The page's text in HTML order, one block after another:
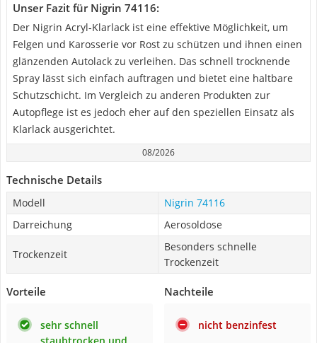
Unser Fazit für Nigrin 74116:
Der Nigrin Acryl-Klarlack ist eine effektive Möglichkeit, um
Felgen und Karosserie vor Rost zu schützen und ihnen einen
glänzenden Autolack zu verleihen. Das schnell trocknende
Spray lässt sich einfach auftragen und bietet eine haltbare
Schutzschicht. Im Vergleich zu anderen Produkten zur
Autopflege ist es jedoch eher auf den speziellen Einsatz als
Klarlack ausgerichtet.
08/2026
Technische Details
Modell
Nigrin 74116
Darreichung
Aerosoldose
Trockenzeit
Besonders schnelle
Trockenzeit
Vorteile
sehr schnell
Nachteile
nicht benzinfest